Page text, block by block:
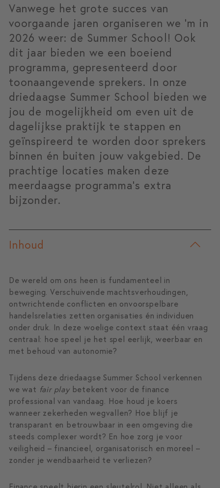
Vanwege het grote succes van
voorgaande jaren organiseren we 'm in
2026 weer: de Summer School! Ook
dit jaar bieden we een boeiend
programma, gepresenteerd door
toonaangevende sprekers. In onze
driedaagse Summer School bieden we
jou de mogelijkheid om even uit de
dagelijkse praktijk te stappen en
geïnspireerd te worden door sprekers
binnen én buiten jouw vakgebied. De
prachtige locaties maken deze
meerdaagse programma’s extra
bijzonder.
Inhoud
De wereld om ons heen is fundamenteel in
beweging. Verschuivende machtsverhoudingen,
ontwrichtende conflicten en onvoorspelbare
handelsrelaties zetten organisaties én individuen
onder druk. In deze woelige context staat één vraag
centraal: hoe speel je het spel eerlijk, weerbaar en
met behoud van autonomie?
Tijdens deze driedaagse Summer School verkennen
we wat fair playbetekent voor de finance
professional van vandaag. Hoe houd je koers
wanneer zekerheden wegvallen? Hoe blijf je
transparant en betrouwbaar in een omgeving die
steeds complexer wordt? En hoe zorg je voor
veiligheid – financieel, organisatorisch en moreel –
zonder je wendbaarheid te verliezen?